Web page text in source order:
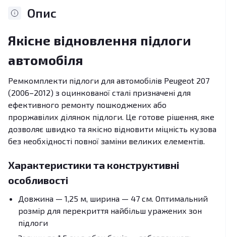
Опис
Якісне відновлення підлоги
автомобіля
Ремкомплекти підлоги для автомобілів Peugeot 207
(2006–2012) з оцинкованої сталі призначені для
ефективного ремонту пошкоджених або
проржавілих ділянок підлоги. Це готове рішення, яке
дозволяє швидко та якісно відновити міцність кузова
без необхідності повної заміни великих елементів.
Характеристики та конструктивні
особливості
Довжина — 1,25 м, ширина — 47 см. Оптимальний
розмір для перекриття найбільш уражених зон
підлоги